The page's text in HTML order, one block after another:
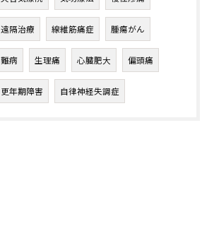
遠隔治療 線維筋痛症 腫瘍がん
難病 生理痛 心臓肥大 偏頭痛
更年期障害 自律神経失調症